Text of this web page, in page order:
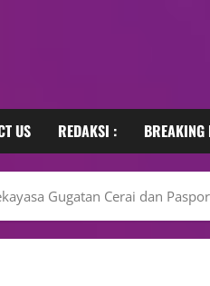
US REDAKSI : BREAKING
Gugatan Cerai dan